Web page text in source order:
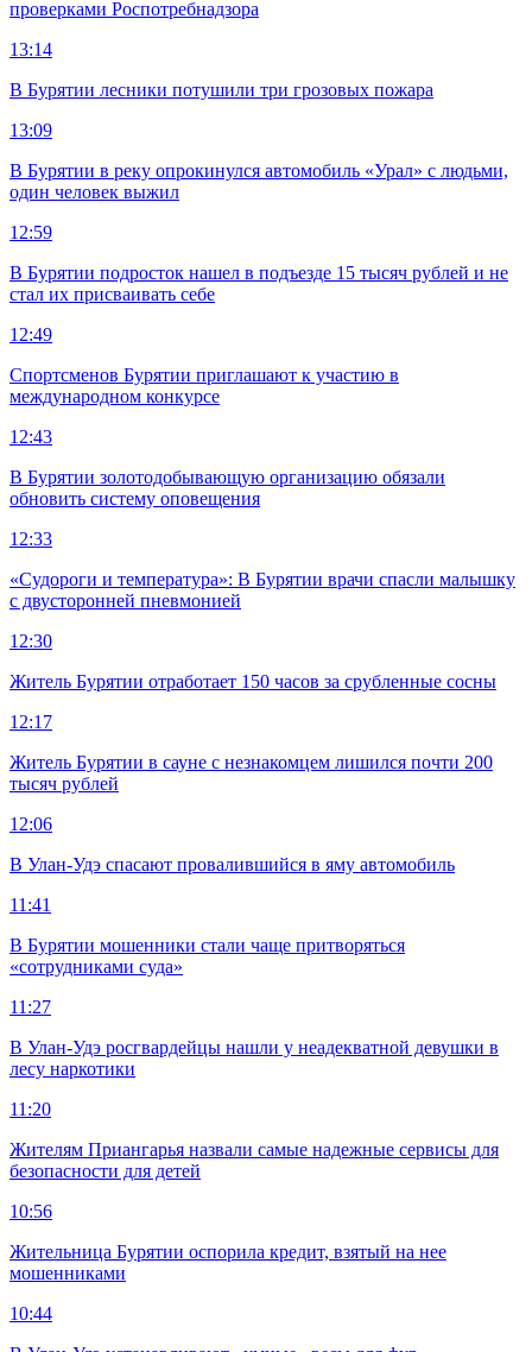
проверками Роспотребнадзора
13:14
В Бурятии лесники потушили три грозовых пожара
13:09
В Бурятии в реку опрокинулся автомобиль «Урал» с людьми,
один человек выжил
12:59
В Бурятии подросток нашел в подъезде 15 тысяч рублей и не
стал их присваивать себе
12:49
Спортсменов Бурятии приглашают к участию в
международном конкурсе
12:43
В Бурятии золотодобывающую организацию обязали
обновить систему оповещения
12:33
«Судороги и температура»: В Бурятии врачи спасли малышку
с двусторонней пневмонией
12:30
Житель Бурятии отработает 150 часов за срубленные сосны
12:17
Житель Бурятии в сауне с незнакомцем лишился почти 200
тысяч рублей
12:06
В Улан-Удэ спасают провалившийся в яму автомобиль
11:41
В Бурятии мошенники стали чаще притворяться
«сотрудниками суда»
11:27
В Улан-Удэ росгвардейцы нашли у неадекватной девушки в
лесу наркотики
11:20
Жителям Приангарья назвали самые надежные сервисы для
безопасности для детей
10:56
Жительница Бурятии оспорила кредит, взятый на нее
мошенниками
10:44